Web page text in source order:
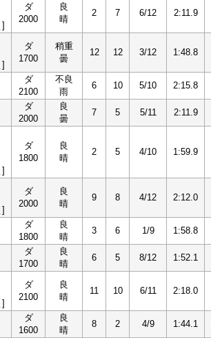
]
ダ
2000
良
晴
2 7 6/12 2:11.9
]
ダ
1700
稍重
曇
12 12 3/12 1:48.8
ダ
2100
不良
雨
6 10 5/10 2:15.8
ダ
2000
良
曇
7 5 5/11 2:11.9
]
ダ
1800
良
晴
2 5 4/10 1:59.9
]
ダ
2000
良
晴
9 8 4/12 2:12.0
ダ
1800
良
晴
3 6 1/9 1:58.8
ダ
1700
良
晴
6 5 8/12 1:52.1
]
ダ
2100
良
晴
11 10 6/11 2:18.0
ダ
1600
良
晴
8 2 4/9 1:44.1